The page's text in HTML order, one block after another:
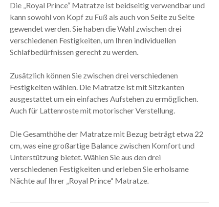
Die „Royal Prince“ Matratze ist beidseitig verwendbar und
kann sowohl von Kopf zu Fuß als auch von Seite zu Seite
gewendet werden. Sie haben die Wahl zwischen drei
verschiedenen Festigkeiten, um Ihren individuellen
Schlafbedürfnissen gerecht zu werden.
Zusätzlich können Sie zwischen drei verschiedenen
Festigkeiten wählen. Die Matratze ist mit Sitzkanten
ausgestattet um ein einfaches Aufstehen zu ermöglichen.
Auch für Lattenroste mit motorischer Verstellung.
Die Gesamthöhe der Matratze mit Bezug beträgt etwa 22
cm, was eine großartige Balance zwischen Komfort und
Unterstützung bietet. Wählen Sie aus den drei
verschiedenen Festigkeiten und erleben Sie erholsame
Nächte auf Ihrer „Royal Prince“ Matratze.